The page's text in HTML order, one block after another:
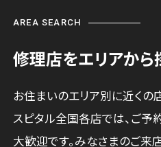
AREA SEARCH
修理店をエリアから
お住まいのエリア別に近くの
スピタル全国各店では、ご
大歓迎です。みなさまのご来